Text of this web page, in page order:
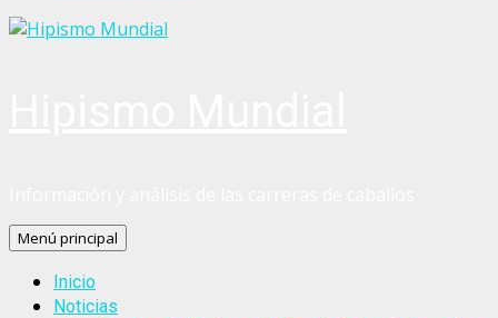
Menú principal
Inicio
Noticias